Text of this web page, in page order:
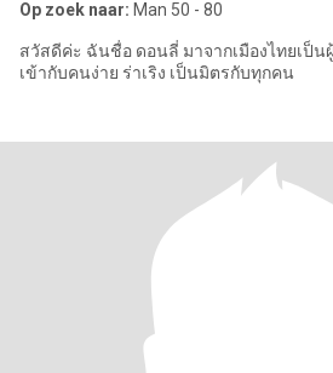
Op zoek naar: Man 50 - 80
สวัสดีค่ะ ฉันชื่อ ดอนลี่ มาจากเมืองไทยเป็
เข้ากับคนง่าย ร่าเริง เป็นมิตรกับทุกคน